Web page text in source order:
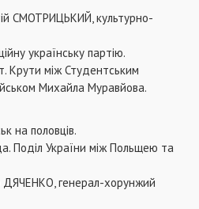
СМОТРИЦЬКИЙ, культурно-
українську партію.
Крути між Студентським
Михайла Муравйова.
на половців.
Поділ України між Польщею та
генерал-хорунжий